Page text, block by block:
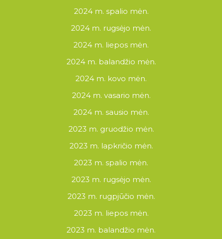
2024 m. spalio mėn.
2024 m. rugsėjo mėn.
2024 m. liepos mėn.
2024 m. balandžio mėn.
2024 m. kovo mėn.
2024 m. vasario mėn.
2024 m. sausio mėn.
2023 m. gruodžio mėn.
2023 m. lapkričio mėn.
2023 m. spalio mėn.
2023 m. rugsėjo mėn.
2023 m. rugpjūčio mėn.
2023 m. liepos mėn.
2023 m. balandžio mėn.